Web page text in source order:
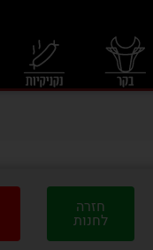
חזרה
לחנות